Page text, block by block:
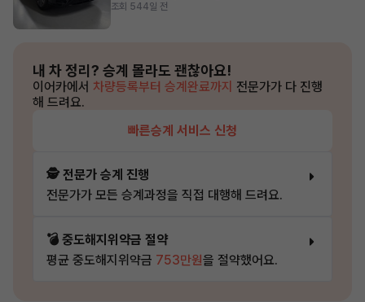
조회 544일 전
내 차 정리? 승계 몰라도 괜찮아요!
이어카에서 차량등록부터 승계완료까지 전문가가 다 진행
해 드려요.
빠른승계 서비스 신청
🕵️ 전문가 승계 진행
전문가가 모든 승계과정을 직접 대행해 드려요.
💣 중도해지위약금 절약
평균 중도해지위약금 753만원을 절약했어요.